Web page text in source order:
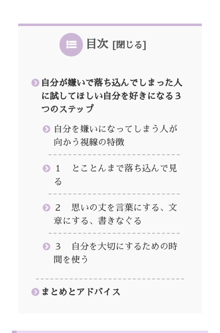
目次
自分が嫌いで落ち込んでしまった人
に試してほしい自分を好きになる３
つのステップ
自分を嫌いになってしまう人が
向かう視線の特徴
１ とことんまで落ち込んで見
る
２ 思いの丈を言葉にする、文
章にする、書きなぐる
３ 自分を大切にするための時
間を使う
まとめとアドバイス